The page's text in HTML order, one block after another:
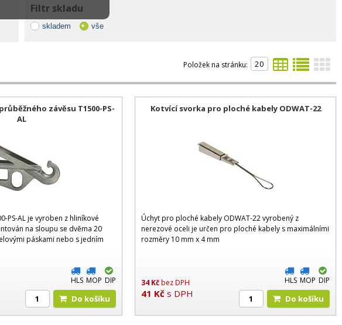
Filtr skladu
skladem vše
Položek na stránku:
závěsu T1500-PS-
AL
PS-AL je vyroben z hliníkové
na sloupu se dvěma 20
páskami nebo s jedním
HLS MOP DIP
Do košíku
Kotvící svorka pro ploché kabely ODWAT-22
Úchyt pro ploché kabely ODWAT-22 vyrobený z
nerezové oceli je určen pro ploché kabely s maximálními
rozměry 10 mm x 4 mm
34 Kčbez DPH
41 Kč s DPH
HLS MOP DIP
Do košíku